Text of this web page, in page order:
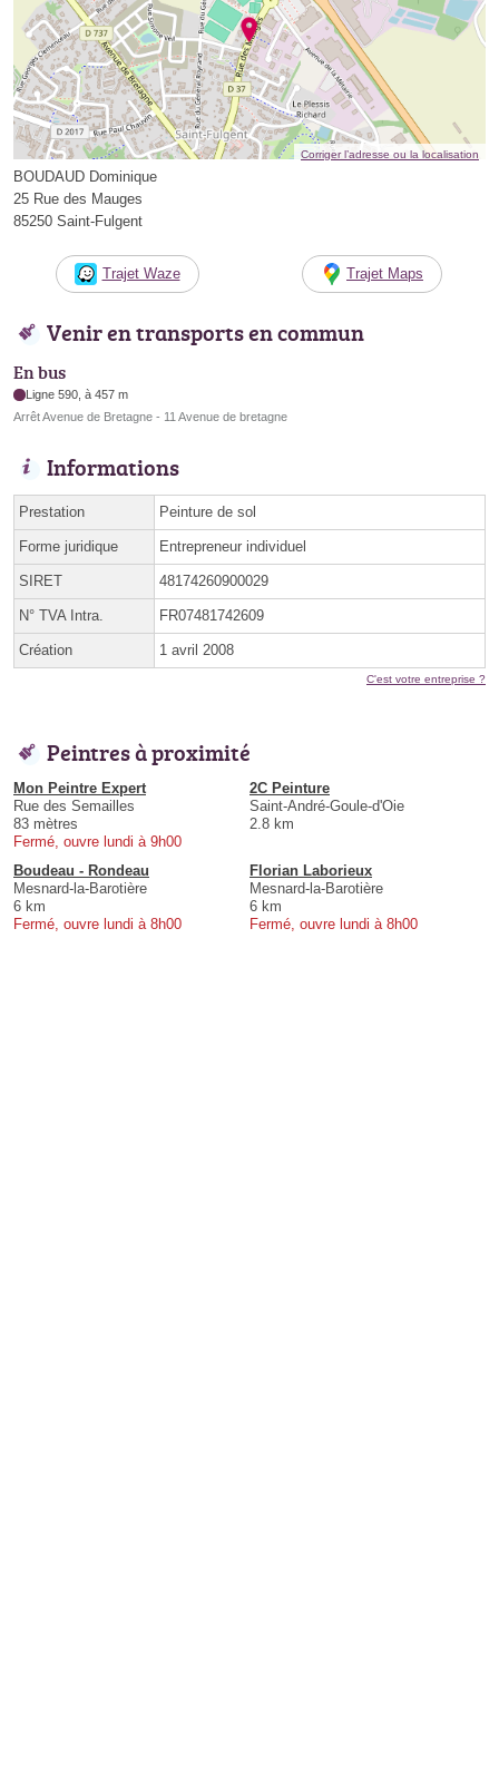
Corriger l’adresse ou la localisation
BOUDAUD Dominique
25 Rue des Mauges
85250 Saint-Fulgent
Trajet Waze Trajet Maps
Venir en transports en commun
En bus
Ligne 590, à 457 m
Arrêt Avenue de Bretagne - 11 Avenue de bretagne
Informations
Prestation Peinture de sol
Forme juridique Entrepreneur individuel
SIRET 48174260900029
N° TVA Intra. FR07481742609
Création 1 avril 2008
C'est votre entreprise ?
Peintres à proximité
Mon Peintre Expert
Rue des Semailles
83 mètres
Fermé, ouvre lundi à 9h00
2C Peinture
Saint-André-Goule-d'Oie
2.8 km
Boudeau - Rondeau
Mesnard-la-Barotière
6 km
Fermé, ouvre lundi à 8h00
Florian Laborieux
Mesnard-la-Barotière
6 km
Fermé, ouvre lundi à 8h00